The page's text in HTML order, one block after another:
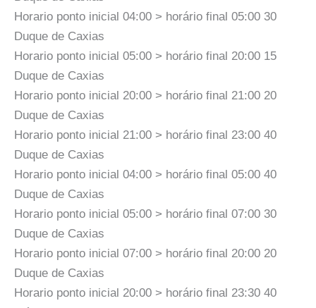
Horario ponto inicial 04:00 > horário final 05:00 30
Duque de Caxias
Horario ponto inicial 05:00 > horário final 20:00 15
Duque de Caxias
Horario ponto inicial 20:00 > horário final 21:00 20
Duque de Caxias
Horario ponto inicial 21:00 > horário final 23:00 40
Duque de Caxias
Horario ponto inicial 04:00 > horário final 05:00 40
Duque de Caxias
Horario ponto inicial 05:00 > horário final 07:00 30
Duque de Caxias
Horario ponto inicial 07:00 > horário final 20:00 20
Duque de Caxias
Horario ponto inicial 20:00 > horário final 23:30 40